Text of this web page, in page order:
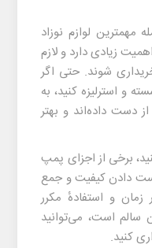
لوازم نوزاد
زیادی دارد و لازم
شوند. حتی اگر
و استرلیزه کنید، به
دست داده‌اند و بهتر
برخی از اجزای پمپ
دادن کیفیت و جمع
و استفادهٔ مکرر
سالم است، می‌توانید
کنید.